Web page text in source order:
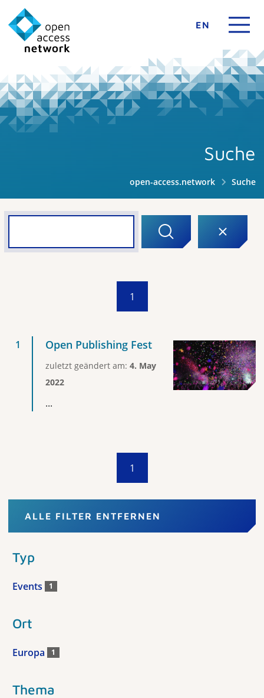
EN
Suche
open-access.network Suche
1
Open Publishing Fest
zuletzt geändert am: 4. May
2022
...
1
ALLE FILTER ENTFERNEN
Typ
Events 1
Ort
Europa 1
Thema